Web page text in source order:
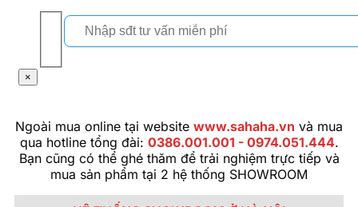
×
Ngoài mua online tại website www.sahaha.vn và mua
qua hotline tổng đài: 0386.001.001 - 0974.051.444.
Bạn cũng có thể ghé thăm để trải nghiệm trực tiếp và
mua sản phẩm tại 2 hệ thống SHOWROOM